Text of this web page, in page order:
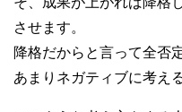
させます。
降格だからと言って全否
あまりネガティブに考え